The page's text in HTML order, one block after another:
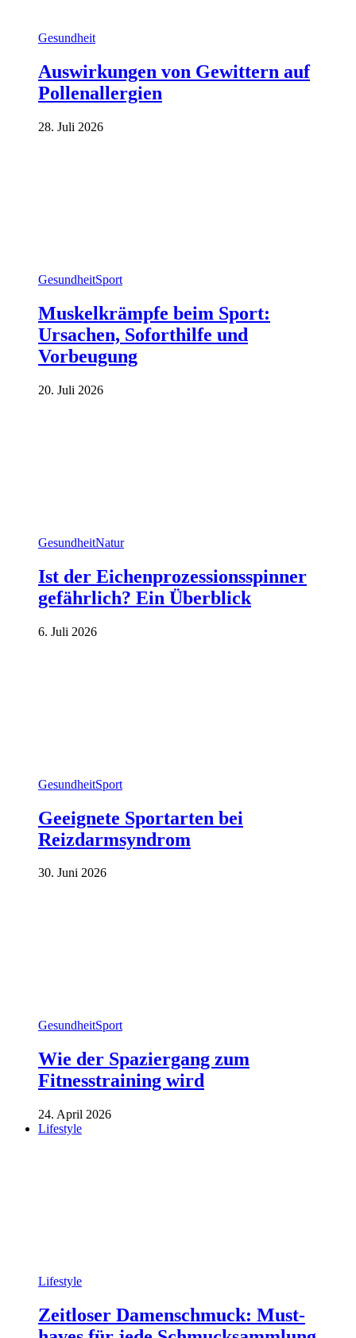
Gesundheit
Auswirkungen von Gewittern auf
Pollenallergien
28. Juli 2026
GesundheitSport
Muskelkrämpfe beim Sport:
Ursachen, Soforthilfe und
Vorbeugung
20. Juli 2026
GesundheitNatur
Ist der Eichenprozessionsspinner
gefährlich? Ein Überblick
6. Juli 2026
GesundheitSport
Geeignete Sportarten bei
Reizdarmsyndrom
30. Juni 2026
GesundheitSport
Wie der Spaziergang zum
Fitnesstraining wird
24. April 2026
Lifestyle
Lifestyle
Zeitloser Damenschmuck: Must-